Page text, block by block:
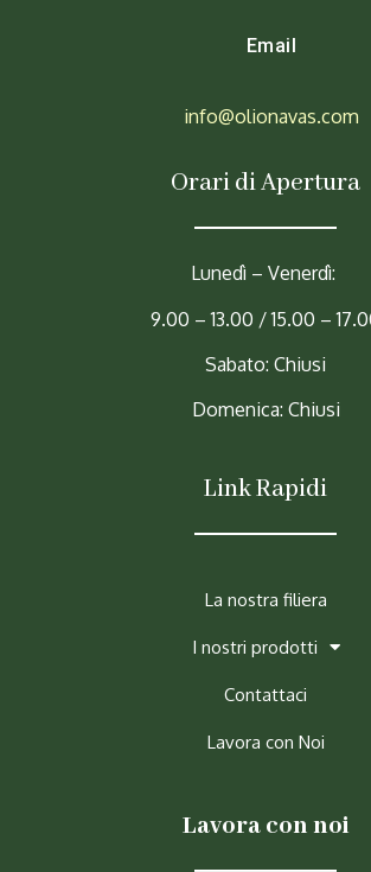
Email
info@olionavas.com
Orari di Apertura
Lunedì – Venerdì:
9.00 – 13.00 / 15.00 –
Sabato: Chiusi
Domenica: Chiusi
Link Rapidi
La nostra filiera
I nostri prodotti
Contattaci
Lavora con Noi
Lavora con noi